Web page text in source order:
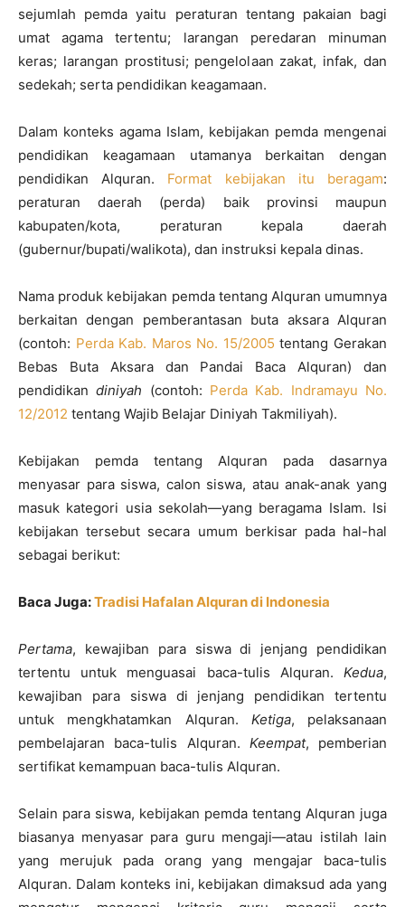
sejumlah pemda yaitu peraturan tentang pakaian bagi
umat agama tertentu; larangan peredaran minuman
keras; larangan prostitusi; pengelolaan zakat, infak, dan
sedekah; serta pendidikan keagamaan.
Dalam konteks agama Islam, kebijakan pemda mengenai
pendidikan keagamaan utamanya berkaitan dengan
pendidikan Alquran. Format kebijakan itu beragam:
peraturan daerah (perda) baik provinsi maupun
kabupaten/kota, peraturan kepala daerah
(gubernur/bupati/walikota), dan instruksi kepala dinas.
Nama produk kebijakan pemda tentang Alquran umumnya
berkaitan dengan pemberantasan buta aksara Alquran
(contoh: Perda Kab. Maros No. 15/2005 tentang Gerakan
Bebas Buta Aksara dan Pandai Baca Alquran) dan
pendidikandiniyah (contoh: Perda Kab. Indramayu No.
12/2012 tentang Wajib Belajar Diniyah Takmiliyah).
Kebijakan pemda tentang Alquran pada dasarnya
menyasar para siswa, calon siswa, atau anak-anak yang
masuk kategori usia sekolah—yang beragama Islam. Isi
kebijakan tersebut secara umum berkisar pada hal-hal
sebagai berikut:
Baca Juga:Tradisi Hafalan Alquran di Indonesia
Pertama, kewajiban para siswa di jenjang pendidikan
tertentu untuk menguasai baca-tulis Alquran. Kedua,
kewajiban para siswa di jenjang pendidikan tertentu
untuk mengkhatamkan Alquran. Ketiga, pelaksanaan
pembelajaran baca-tulis Alquran. Keempat, pemberian
sertifikat kemampuan baca-tulis Alquran.
Selain para siswa, kebijakan pemda tentang Alquran juga
biasanya menyasar para guru mengaji—atau istilah lain
yang merujuk pada orang yang mengajar baca-tulis
Alquran. Dalam konteks ini, kebijakan dimaksud ada yang